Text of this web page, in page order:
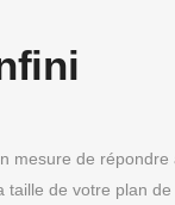
mesure de
de votre plan